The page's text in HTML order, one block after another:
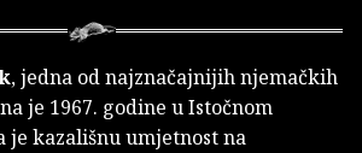
, jedna od najznačajnijih njemačkih
je 1967. godine u Istočnom
kazališnu umjetnost na